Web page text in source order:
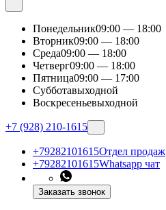
Понедельник09:00 — 18:00
Вторник09:00 — 18:00
Среда09:00 — 18:00
Четверг09:00 — 18:00
Пятница09:00 — 17:00
Субботавыходной
Воскресеньевыходной
+7 (928) 210-1615
+79282101615Отдел продаж
+79282101615Whatsapp чат
Заказать звонок